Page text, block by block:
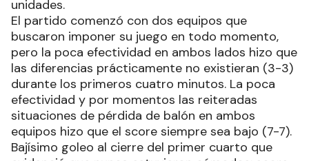
unidades.
El partido comenzó con dos equipos que
buscaron imponer su juego en todo momento,
pero la poca efectividad en ambos lados hizo que
las diferencias prácticamente no existieran (3-3)
durante los primeros cuatro minutos. La poca
efectividad y por momentos las reiteradas
situaciones de pérdida de balón en ambos
equipos hizo que el score siempre sea bajo (7-7).
Bajísimo goleo al cierre del primer cuarto que